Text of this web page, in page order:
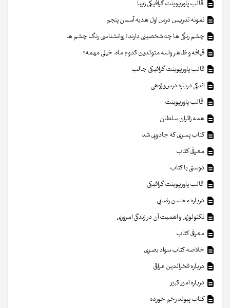
قالب پاورپوینت گرافیکی زیبا
نمونه تدریس درس اول هدیه آسمان پنجم
چشم رنگی ها چه شخصیتی دارند؟ روانشناسی رنگ چشم ها
قیافه و ظاهر واسه متولدین کدوم ماه، خیلی مهمه؟
قالب پاورپوینت گرافیکی جالب
اندکی درباره درس‌پژوهی
قالب پاورپوینت
همه زائران سلطان
کتاب پسری که جادویی شد
معرفی کتاب
دوستی با کتاب
قالب پاورپوینت گرافیکی
درباره محسن رضایی
تکنولوژی و اهمیت آن در زندگی امروزی
معرفی کتاب
خلاصه کتاب سواد بصری
درباره فخرالدین عراقی
درباره امیر کبیر
کتاب پیوند زخم خورده